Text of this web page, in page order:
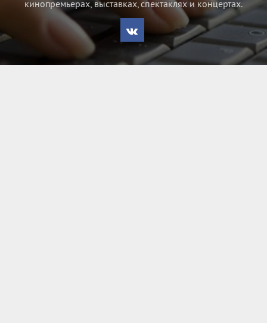
кинопремьерах, выставках, спектаклях и концертах.